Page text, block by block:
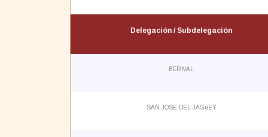
Delegación / Subdelegación
BERNAL
SAN JOSE DEL JAGüEY